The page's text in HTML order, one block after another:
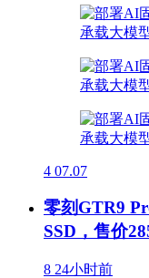
4 07.07
零刻GTR9
SSD，售价
8 24小时前